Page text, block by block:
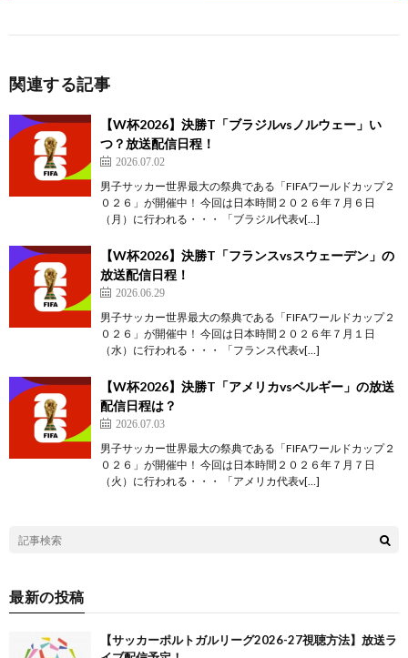
関連する記事
【W杯2026】決勝T「ブラジルvsノルウェー」い
つ？放送配信日程！
2026.07.02
男子サッカー世界最大の祭典である「FIFAワールドカップ２
０２６」が開催中！ 今回は日本時間２０２６年７月６日
（月）に行われる・・・ 「ブラジル代表v[…]
【W杯2026】決勝T「フランスvsスウェーデン」の
放送配信日程！
2026.06.29
男子サッカー世界最大の祭典である「FIFAワールドカップ２
０２６」が開催中！ 今回は日本時間２０２６年７月１日
（水）に行われる・・・ 「フランス代表v[…]
【W杯2026】決勝T「アメリカvsベルギー」の放送
配信日程は？
2026.07.03
男子サッカー世界最大の祭典である「FIFAワールドカップ２
０２６」が開催中！ 今回は日本時間２０２６年７月７日
（火）に行われる・・・ 「アメリカ代表v[…]
最新の投稿
【サッカーポルトガルリーグ2026-27視聴方法】放送ラ